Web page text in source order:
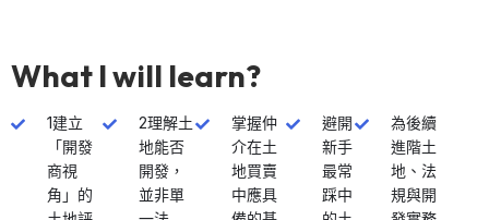
What I will learn?
1建立
「開發
商視
角」的
2理解土
地能否
開發，
並非單
掌握仲
介在土
地買賣
中應具
避開
新手
最常
踩中
為後續
進階土
地、法
規與開